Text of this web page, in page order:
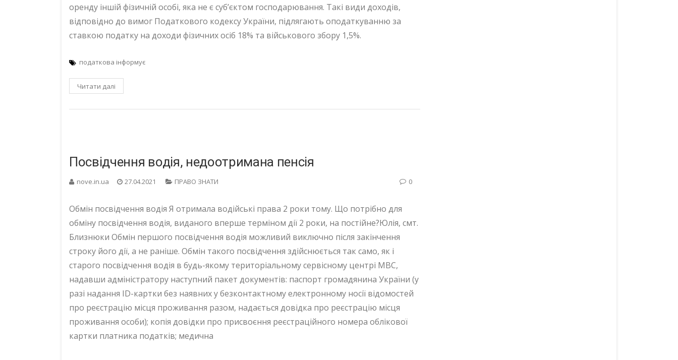
оренду іншій фізичній особі, яка не є суб’єктом господарювання. Такі види доходів,
відповідно до вимог Податкового кодексу України, підлягають оподаткуванню за
ставкою податку на доходи фізичних осіб 18% та військового збору 1,5%.
податкова інформує
Читати далі
Посвідчення водія, недоотримана пенсія
nove.in.ua 27.04.2021 ПРАВО ЗНАТИ 0
Обмін посвідчення водія Я отримала водійські права 2 роки тому. Що потрібно для
обміну посвідчення водія, виданого вперше терміном дії 2 роки, на постійне?Юлія, смт.
Близнюки Обмін першого посвідчення водія можливий виключно після закінчення
строку його дії, а не раніше. Обмін такого посвідчення здійснюється так само, як і
старого посвідчення водія в будь-якому територіальному сервісному центрі МВС,
надавши адміністратору наступний пакет документів: паспорт громадянина України (у
разі надання ID-картки без наявних у безконтактному електронному носії відомостей
про реєстрацію місця проживання разом, надається довідка про реєстрацію місця
проживання особи); копія довідки про присвоєння реєстраційного номера облікової
картки платника податків; медична